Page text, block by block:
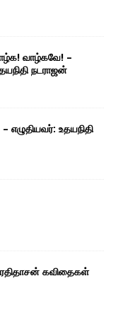
வாழ்கவே! –
நடராஜன்
எழுதியவர்: உதயநிதி
கவிதைகள்